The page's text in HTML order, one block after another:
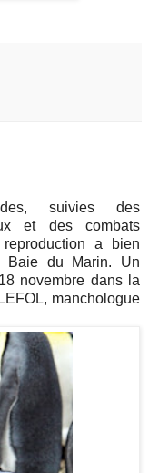
suivies des
et des combats
a bien
Baie du Marin. Un
novembre dans la
manchologue